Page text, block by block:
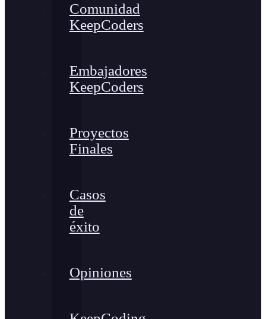
Comunidad
KeepCoders
Embajadores
KeepCoders
Proyectos
Finales
Casos
de
éxito
Opiniones